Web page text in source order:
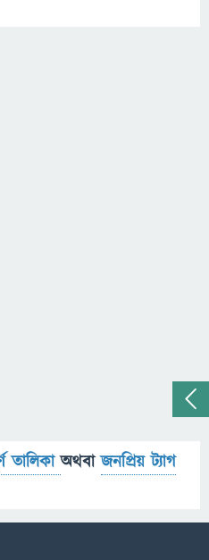
তালিকাঅথবাজনপ্রিয় ট্যাগ